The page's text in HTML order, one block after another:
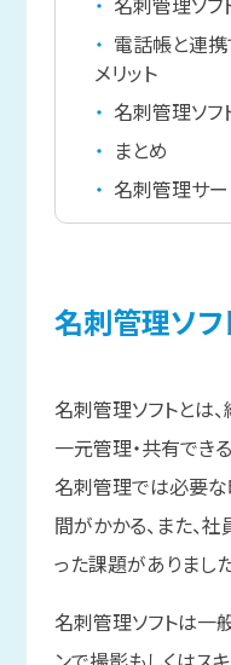
電話帳と連携
メリット
名刺管理ソフ
まとめ
名刺管理サー
名刺管理ソフ
名刺管理ソフトとは
一元管理・共有でき
名刺管理では必要
間がかかる、また、
った課題がありました
名刺管理ソフトは一